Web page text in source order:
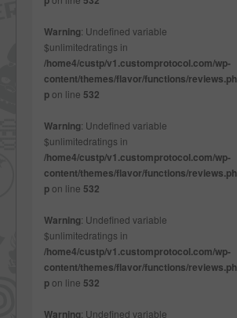
Warning: Undefined variable
$unlimitedratings in
/home4/custp/v1.customprotocol.com/wp-
content/themes/flavor/functions/reviews.ph
pon line 532
Warning: Undefined variable
$unlimitedratings in
/home4/custp/v1.customprotocol.com/wp-
content/themes/flavor/functions/reviews.ph
pon line 532
Warning: Undefined variable
$unlimitedratings in
/home4/custp/v1.customprotocol.com/wp-
content/themes/flavor/functions/reviews.ph
pon line 532
Warning: Undefined variable